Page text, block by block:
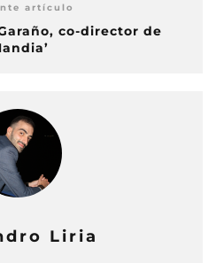
artículo
co-director de
Liria